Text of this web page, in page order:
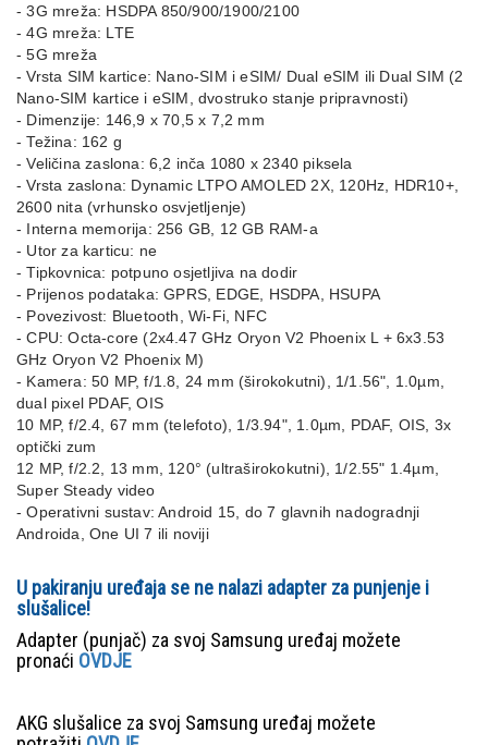
- 3G mreža: HSDPA 850/900/1900/2100
- 4G mreža: LTE
- 5G mreža
- Vrsta SIM kartice: Nano-SIM i eSIM/ Dual eSIM ili Dual SIM (2
Nano-SIM kartice i eSIM, dvostruko stanje pripravnosti)
- Dimenzije: 146,9 x 70,5 x 7,2 mm
- Težina: 162 g
- Veličina zaslona: 6,2 inča 1080 x 2340 piksela
- Vrsta zaslona: Dynamic LTPO AMOLED 2X, 120Hz, HDR10+,
2600 nita (vrhunsko osvjetljenje)
- Interna memorija: 256 GB, 12 GB RAM-a
- Utor za karticu: ne
- Tipkovnica: potpuno osjetljiva na dodir
- Prijenos podataka: GPRS, EDGE, HSDPA, HSUPA
- Povezivost: Bluetooth, Wi-Fi, NFC
- CPU: Octa-core (2x4.47 GHz Oryon V2 Phoenix L + 6x3.53
GHz Oryon V2 Phoenix M)
- Kamera: 50 MP, f/1.8, 24 mm (širokokutni), 1/1.56", 1.0µm,
dual pixel PDAF, OIS
10 MP, f/2.4, 67 mm (telefoto), 1/3.94", 1.0µm, PDAF, OIS, 3x
optički zum
12 MP, f/2.2, 13 mm, 120° (ultraširokokutni), 1/2.55" 1.4µm,
Super Steady video
- Operativni sustav: Android 15, do 7 glavnih nadogradnji
Androida, One UI 7 ili noviji
U pakiranju uređaja se ne nalazi adapter za punjenje i
slušalice!
Adapter (punjač) za svoj Samsung uređaj možete
pronaći OVDJE
AKG slušalice za svoj Samsung uređaj možete